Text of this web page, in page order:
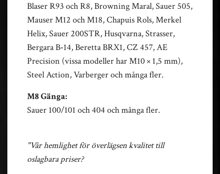
Blaser R93 och R8, Browning Maral, Sauer 505,
Mauser M12 och M18, Chapuis Rols, Merkel
Helix, Sauer 200STR, Husqvarna, Strasser,
Bergara B‑14, Beretta BRX1, CZ 457, AE
Precision (vissa modeller har M10 × 1,5 mm),
Steel Action, Varberger och många fler.
M8 Gänga:
Sauer 100/101 och 404 och många fler.
"Vår hemlighet för överlägsen kvalitet till
oslagbara priser?